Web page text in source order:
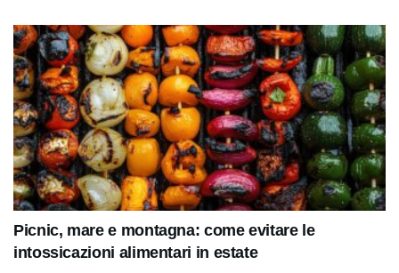
Picnic, mare e montagna: come evitare le
intossicazioni alimentari in estate